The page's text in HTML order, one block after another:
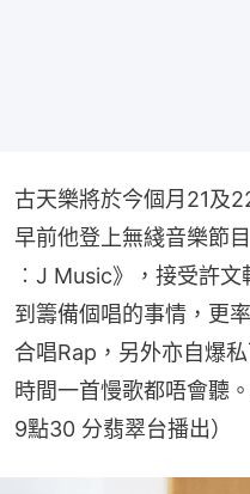
古天樂將於今個月21及
早前他登上無綫音樂節
︰J Music》，接受許
到籌備個唱的事情，更
合唱Rap，另外亦自爆
時間一首慢歌都唔會聽
9點30 分翡翠台播出）